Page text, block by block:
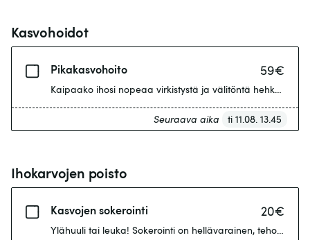
Kasvohoidot
Pikakasvohoito 59€
Seuraava aika ti 11.08. 13.45
Ihokarvojen poisto
Kasvojen sokerointi 20€